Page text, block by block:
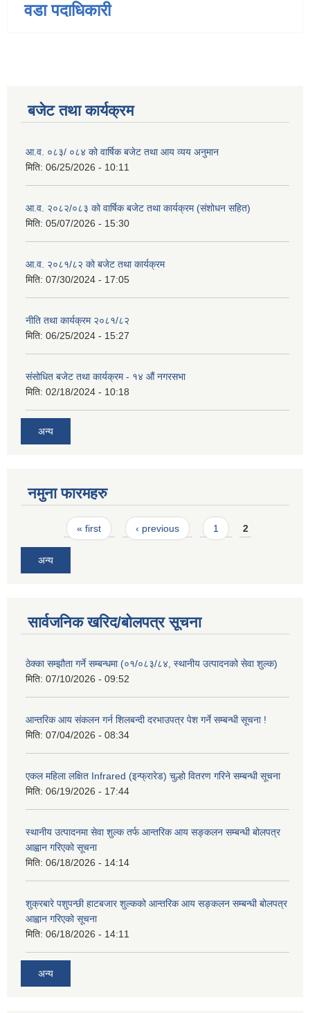
वडा पदाधिकारी
बजेट तथा कार्यक्रम
आ.व. ०८३/ ०८४ को वार्षिक बजेट तथा आय व्यय अनुमान
मिति: 06/25/2026 - 10:11
आ.व. २०८२/०८३ को वार्षिक बजेट तथा कार्यक्रम (संशोधन सहित)
मिति: 05/07/2026 - 15:30
आ.व. २०८१/८२ को बजेट तथा कार्यक्रम
मिति: 07/30/2024 - 17:05
नीति तथा कार्यक्रम २०८१/८२
मिति: 06/25/2024 - 15:27
संसोधित बजेट तथा कार्यक्रम - १४ औं नगरसभा
मिति: 02/18/2024 - 10:18
अन्य
नमुना फारमहरु
Pages« first ‹ previous 1 2
अन्य
सार्वजनिक खरिद/बोलपत्र सूचना
ठेक्का सम्झौता गर्ने सम्बन्धमा (०१/०८३/८४, स्थानीय उत्पादनको सेवा शुल्क)
मिति: 07/10/2026 - 09:52
आन्तरिक आय संकलन गर्न शिलबन्दी दरभाउपत्र पेश गर्ने सम्बन्धी सूचना !
मिति: 07/04/2026 - 08:34
एकल महिला लक्षित Infrared (इन्फ्रारेड) चुल्हो वितरण गरिने सम्बन्धी सूचना
मिति: 06/19/2026 - 17:44
स्थानीय उत्पादनमा सेवा शुल्क तर्फ आन्तरिक आय सङ्कलन सम्बन्धी बोलपत्र
आह्वान गरिएको सूचना
मिति: 06/18/2026 - 14:14
शुक्रबारे पशुपन्छी हाटबजार शुल्कको आन्तरिक आय सङ्कलन सम्बन्धी बोलपत्र
आह्वान गरिएको सूचना
मिति: 06/18/2026 - 14:11
अन्य